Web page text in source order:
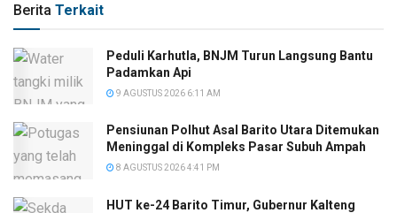
Berita Terkait
Peduli Karhutla, BNJM Turun Langsung Bantu
Padamkan Api
9 AGUSTUS 2026 6:11 AM
Pensiunan Polhut Asal Barito Utara Ditemukan
Meninggal di Kompleks Pasar Subuh Ampah
8 AGUSTUS 2026 4:41 PM
HUT ke-24 Barito Timur, Gubernur Kalteng